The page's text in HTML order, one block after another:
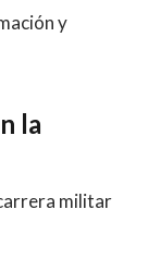
y
la
militar